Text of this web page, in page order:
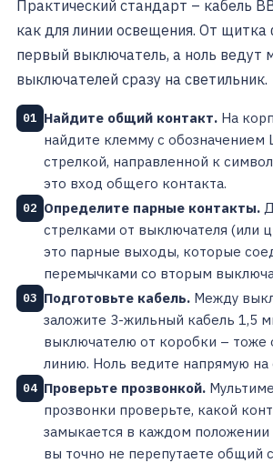
Практический стандарт – кабель
как для линии освещения. От щитка
первый выключатель, а ноль ведут
выключателей сразу на светильник.
01 Найдите общий контакт. На
найдите клемму с обозначением
стрелкой, направленной к
это вход общего контакта.
02 Определите парные контакты.
стрелками от выключателя (или
это парные выходы, которые
перемычками со вторым
03 Подготовьте кабель. Между
заложите 3-жильный кабель 1,5
выключателю от коробки – тоже
линию. Ноль ведите напрямую на
04 Проверьте прозвонкой.
прозвонки проверьте, какой
замыкается в каждом
вы точно не перепутаете общий